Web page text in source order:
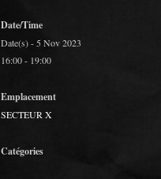
Date/Time
Date(s) - 5 Nov 2023
16:00 - 19:00
Emplacement
SECTEUR X
Catégories